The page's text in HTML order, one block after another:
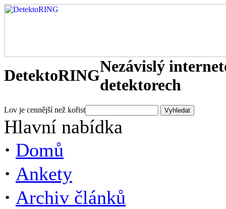
DetektoRINGNezávislý
detektorech
Lov je cennější než kořist
Hlavní nabídka
· Domů
· Ankety
· Archiv článků